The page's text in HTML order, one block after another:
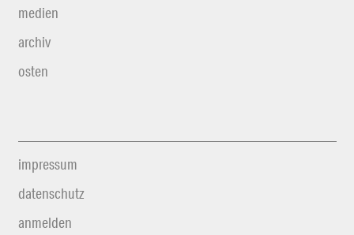
medien
archiv
osten
impressum
datenschutz
anmelden